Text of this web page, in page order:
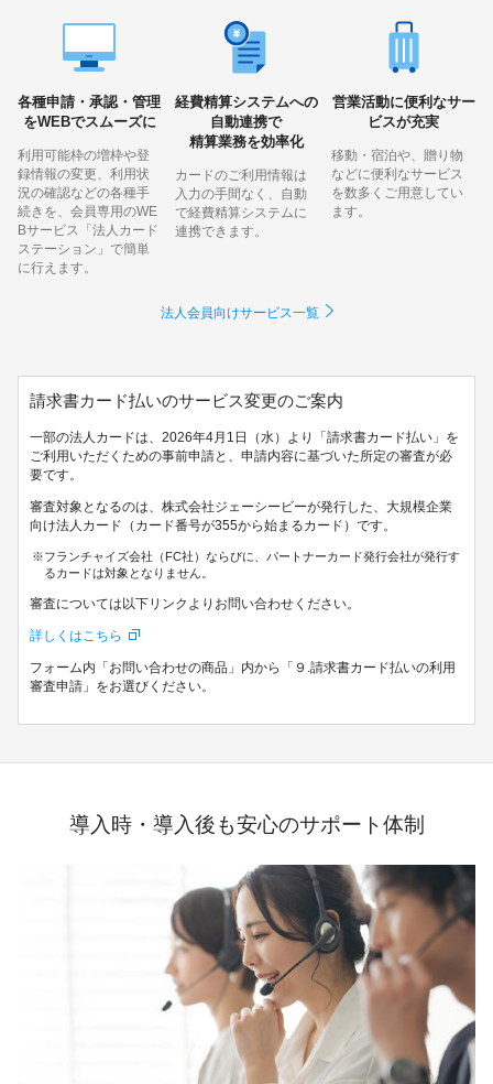
各種申請・承認・管理
をWEBでスムーズに
利用可能枠の増枠や登
録情報の変更、利用状
況の確認などの各種手
続きを、会員専用のWE
Bサービス「法人カード
ステーション」で簡単
に行えます。
経費精算システムへの
自動連携で
精算業務を効率化
カードのご利用情報は
入力の手間なく、自動
で経費精算システムに
連携できます。
営業活動に便利なサー
ビスが充実
移動・宿泊や、贈り物
などに便利なサービス
を数多くご用意してい
ます。
法人会員向けサービス一覧
請求書カード払いのサービス変更のご案内
一部の法人カードは、2026年4月1日（水）より「請求書カード払い」を
ご利用いただくための事前申請と、申請内容に基づいた所定の審査が必
要です。
審査対象となるのは、株式会社ジェーシービーが発行した、大規模企業
向け法人カード（カード番号が355から始まるカード）です。
フランチャイズ会社（FC社）ならびに、パートナーカード発行会社が発行す
るカードは対象となりません。
審査については以下リンクよりお問い合わせください。
詳しくはこちら
フォーム内「お問い合わせの商品」内から「９.請求書カード払いの利用
審査申請」をお選びください。
導入時・導入後も安心のサポート体制